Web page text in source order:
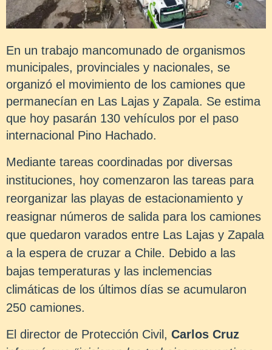
En un trabajo mancomunado de organismos
municipales, provinciales y nacionales, se
organizó el movimiento de los camiones que
permanecían en Las Lajas y Zapala. Se estima
que hoy pasarán 130 vehículos por el paso
internacional Pino Hachado.
Mediante tareas coordinadas por diversas
instituciones, hoy comenzaron las tareas para
reorganizar las playas de estacionamiento y
reasignar números de salida para los camiones
que quedaron varados entre Las Lajas y Zapala
a la espera de cruzar a Chile. Debido a las
bajas temperaturas y las inclemencias
climáticas de los últimos días se acumularon
250 camiones.
El director de Protección Civil, Carlos Cruz